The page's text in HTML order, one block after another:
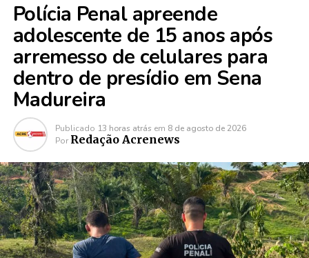
Polícia Penal apreende
adolescente de 15 anos após
arremesso de celulares para
dentro de presídio em Sena
Madureira
Publicado 13 horas atrás em 8 de agosto de 2026
Por Redação Acrenews